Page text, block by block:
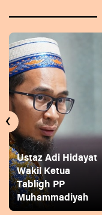
Ustaz Adi Hidayat
Wakil Ketua
Tabligh PP
Muhammadiyah
‹